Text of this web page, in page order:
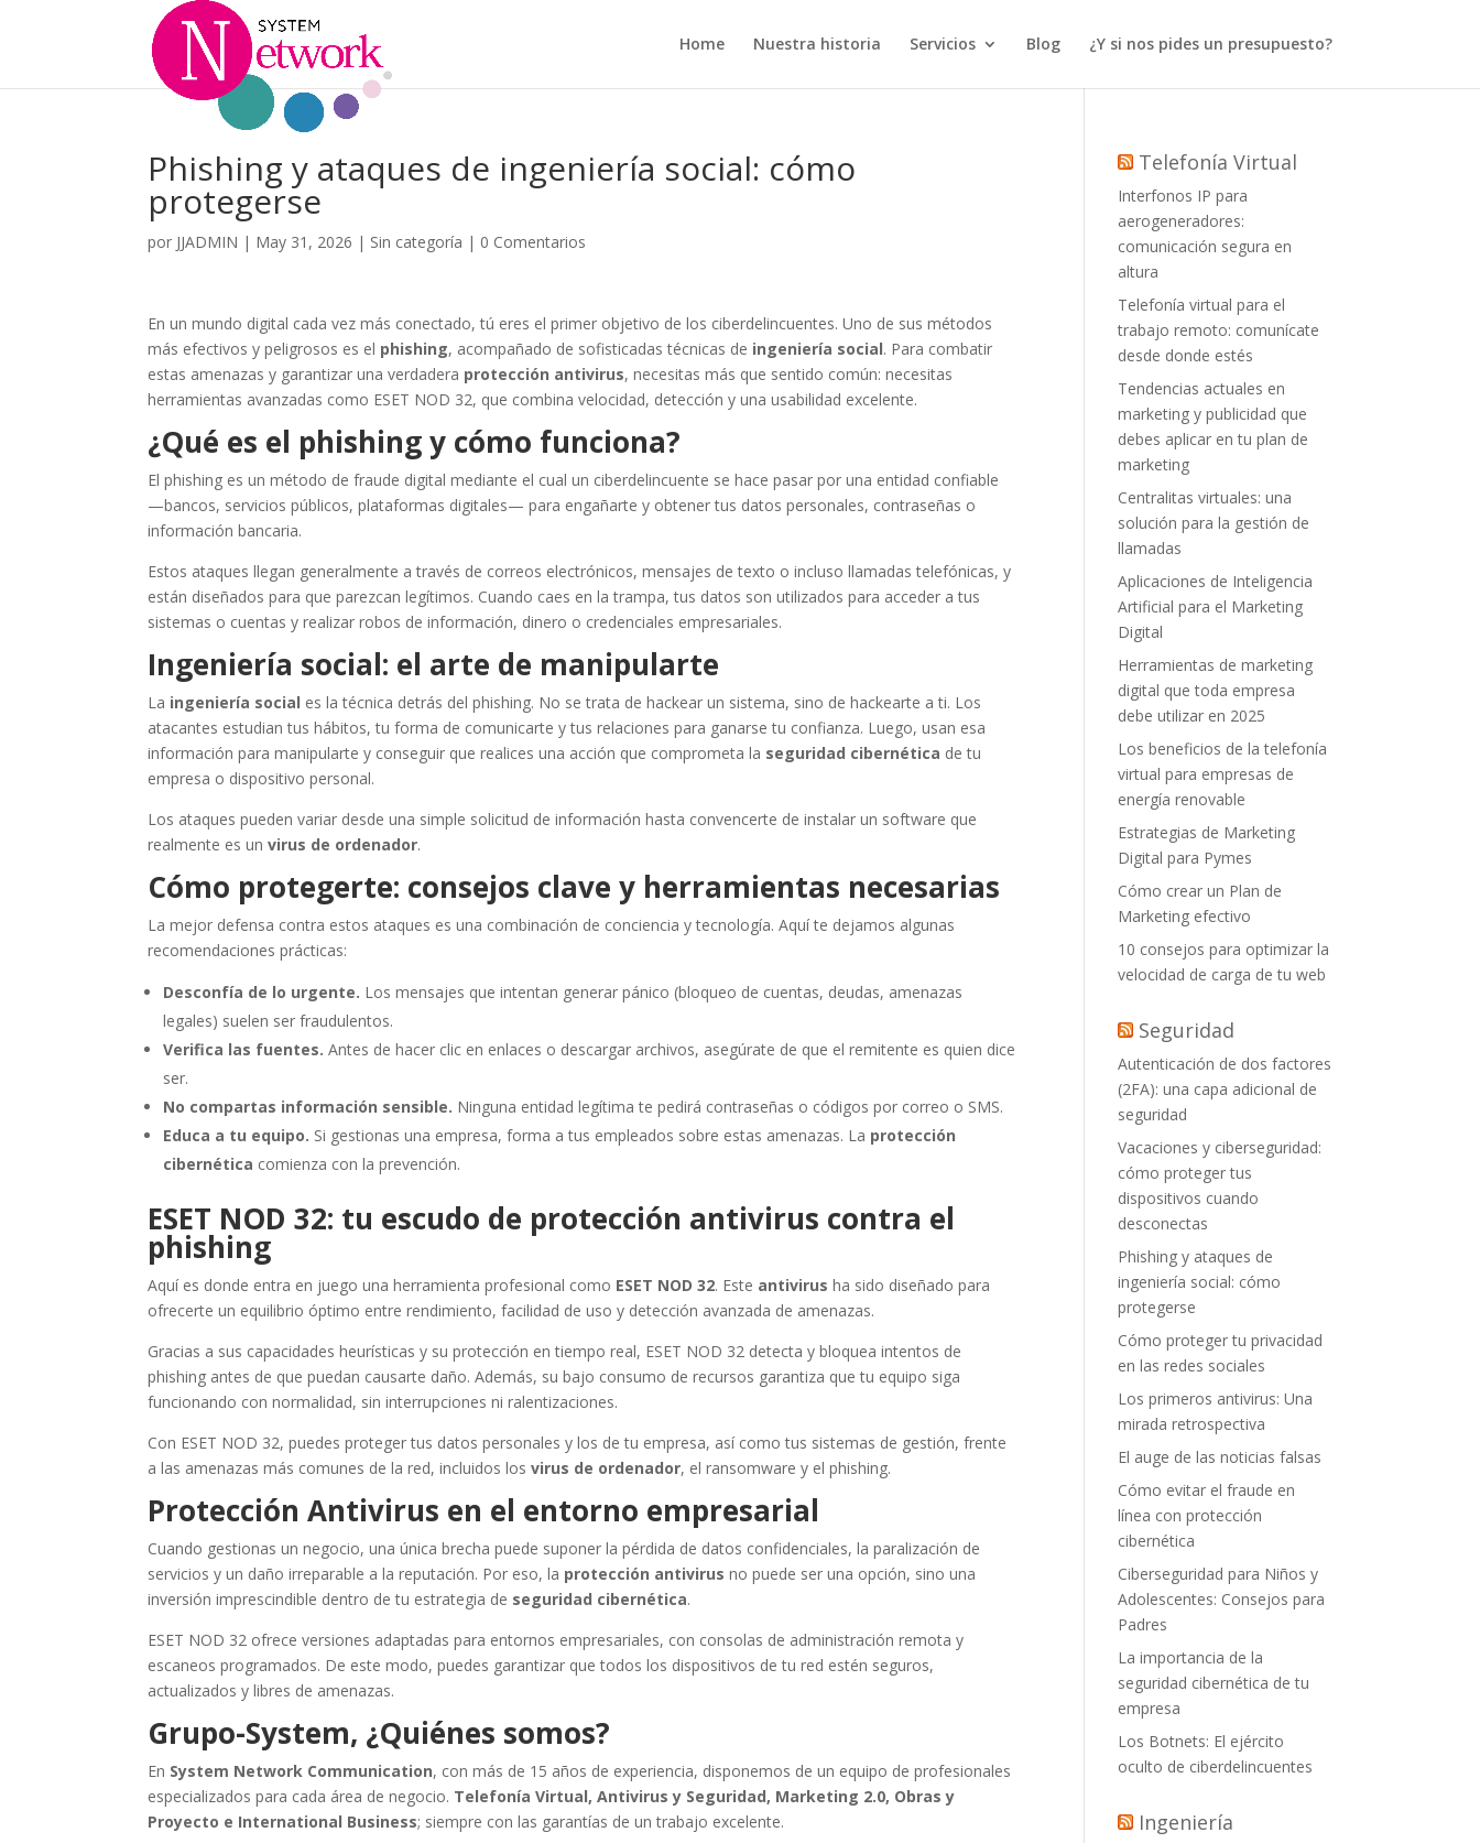
Home Nuestra historia Servicios Blog ¿Y si nos pides un presupuesto?
Phishing y ataques de ingeniería social: cómo
protegerse
por JJADMIN | May 31, 2026 | Sin categoría | 0 Comentarios
En un mundo digital cada vez más conectado, tú eres el primer objetivo de los ciberdelincuentes. Uno de sus métodos
más efectivos y peligrosos es el phishing, acompañado de sofisticadas técnicas de ingeniería social. Para combatir
estas amenazas y garantizar una verdadera protección antivirus, necesitas más que sentido común: necesitas
herramientas avanzadas como ESET NOD 32, que combina velocidad, detección y una usabilidad excelente.
¿Qué es el phishing y cómo funciona?
El phishing es un método de fraude digital mediante el cual un ciberdelincuente se hace pasar por una entidad confiable
—bancos, servicios públicos, plataformas digitales— para engañarte y obtener tus datos personales, contraseñas o
información bancaria.
Estos ataques llegan generalmente a través de correos electrónicos, mensajes de texto o incluso llamadas telefónicas, y
están diseñados para que parezcan legítimos. Cuando caes en la trampa, tus datos son utilizados para acceder a tus
sistemas o cuentas y realizar robos de información, dinero o credenciales empresariales.
Ingeniería social: el arte de manipularte
La ingeniería social es la técnica detrás del phishing. No se trata de hackear un sistema, sino de hackearte a ti. Los
atacantes estudian tus hábitos, tu forma de comunicarte y tus relaciones para ganarse tu confianza. Luego, usan esa
información para manipularte y conseguir que realices una acción que comprometa la seguridad cibernética de tu
empresa o dispositivo personal.
Los ataques pueden variar desde una simple solicitud de información hasta convencerte de instalar un software que
realmente es unvirus de ordenador.
Cómo protegerte: consejos clave y herramientas necesarias
La mejor defensa contra estos ataques es una combinación de conciencia y tecnología. Aquí te dejamos algunas
recomendaciones prácticas:
Desconfía de lo urgente. Los mensajes que intentan generar pánico (bloqueo de cuentas, deudas, amenazas
legales) suelen ser fraudulentos.
Verifica las fuentes. Antes de hacer clic en enlaces o descargar archivos, asegúrate de que el remitente es quien dice
ser.
No compartas información sensible. Ninguna entidad legítima te pedirá contraseñas o códigos por correo o SMS.
Educa a tu equipo. Si gestionas una empresa, forma a tus empleados sobre estas amenazas. La protección
cibernética comienza con la prevención.
ESET NOD 32: tu escudo de protección antivirus contra el
phishing
Aquí es donde entra en juego una herramienta profesional como ESET NOD 32. Este antivirus ha sido diseñado para
ofrecerte un equilibrio óptimo entre rendimiento, facilidad de uso y detección avanzada de amenazas.
Gracias a sus capacidades heurísticas y su protección en tiempo real, ESET NOD 32 detecta y bloquea intentos de
phishing antes de que puedan causarte daño. Además, su bajo consumo de recursos garantiza que tu equipo siga
funcionando con normalidad, sin interrupciones ni ralentizaciones.
Con ESET NOD 32, puedes proteger tus datos personales y los de tu empresa, así como tus sistemas de gestión, frente
a las amenazas más comunes de la red, incluidos losvirus de ordenador, el ransomware y el phishing.
Protección Antivirus en el entorno empresarial
Cuando gestionas un negocio, una única brecha puede suponer la pérdida de datos confidenciales, la paralización de
servicios y un daño irreparable a la reputación. Por eso, la protección antivirus no puede ser una opción, sino una
inversión imprescindible dentro de tu estrategia de seguridad cibernética.
ESET NOD 32 ofrece versiones adaptadas para entornos empresariales, con consolas de administración remota y
escaneos programados. De este modo, puedes garantizar que todos los dispositivos de tu red estén seguros,
actualizados y libres de amenazas.
Grupo-System, ¿Quiénes somos?
En System Network Communication, con más de 15 años de experiencia, disponemos de un equipo de profesionales
especializados para cada área de negocio. Telefonía Virtual, Antivirus y Seguridad, Marketing 2.0, Obras y
Proyecto e International Business; siempre con las garantías de un trabajo excelente.
Telefonía Virtual
Interfonos IP para
aerogeneradores:
comunicación segura en
altura
Telefonía virtual para el
trabajo remoto: comunícate
desde donde estés
Tendencias actuales en
marketing y publicidad que
debes aplicar en tu plan de
marketing
Centralitas virtuales: una
solución para la gestión de
llamadas
Aplicaciones de Inteligencia
Artificial para el Marketing
Digital
Herramientas de marketing
digital que toda empresa
debe utilizar en 2025
Los beneficios de la telefonía
virtual para empresas de
energía renovable
Estrategias de Marketing
Digital para Pymes
Cómo crear un Plan de
Marketing efectivo
10 consejos para optimizar la
velocidad de carga de tu web
Seguridad
Autenticación de dos factores
(2FA): una capa adicional de
seguridad
Vacaciones y ciberseguridad:
cómo proteger tus
dispositivos cuando
desconectas
Phishing y ataques de
ingeniería social: cómo
protegerse
Cómo proteger tu privacidad
en las redes sociales
Los primeros antivirus: Una
mirada retrospectiva
El auge de las noticias falsas
Cómo evitar el fraude en
línea con protección
cibernética
Ciberseguridad para Niños y
Adolescentes: Consejos para
Padres
La importancia de la
seguridad cibernética de tu
empresa
Los Botnets: El ejército
oculto de ciberdelincuentes
Ingeniería